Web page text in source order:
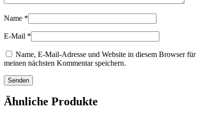
Name *
E-Mail *
Name, E-Mail-Adresse und Website in diesem Browser für
meinen nächsten Kommentar speichern.
Ähnliche Produkte